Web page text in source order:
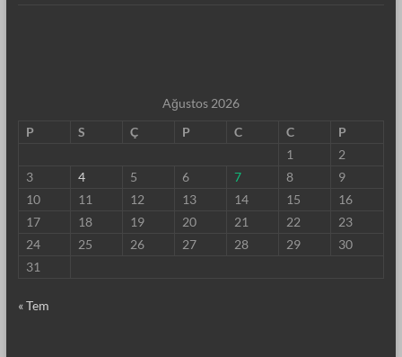
Ağustos 2026
P
S Ç P C C
P
1
2
3
4 5 6 7 8
9
10
11 12 13 14 15
16
17
18 19 20 21 22
23
24
25 26 27 28 29
30
31
« Tem